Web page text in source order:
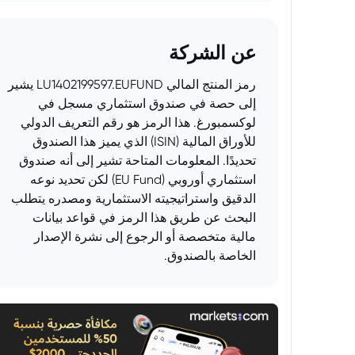
عن الشركة
رمز المنتج المالي LU1402199597.EUFUND يشير
إلى حصة في صندوق استثماري مسجل في
لوكسمبورغ. هذا الرمز هو رقم التعريف الدولي
للأوراق المالية (ISIN) الذي يميز هذا الصندوق
تحديدًا. المعلومات المتاحة تشير إلى أنه صندوق
استثماري أوروبي (EU Fund) لكن تحديد نوعه
الدقيق واستراتيجيته الاستثمارية ومصدره يتطلب
البحث عن طريق هذا الرمز في قواعد بيانات
مالية متخصصة أو الرجوع إلى نشرة الإصدار
الخاصة بالصندوق.